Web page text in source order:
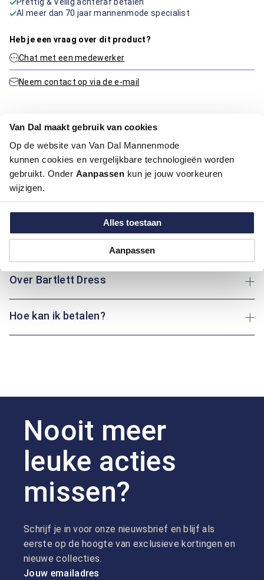
Van Dal maakt gebruik van cookies
Op de website van Van Dal Mannenmode
kunnen cookies en vergelijkbare technologieën worden
gebruikt. Onder Aanpassen kun je jouw voorkeuren
wijzigen.
Alles toestaan
Aanpassen
Al meer dan 70 jaar mannenmode specialist
Heb je een vraag over dit product?
Chat met een medewerker
Neem contact op via de e-mail
Productinformatie
Artikelnummer
1016296-20
Kleur:
Blauw/Navy
Materiaal:
Motief:
Uni motief
Maatinformatie
Over Bartlett Dress
Hoe kan ik betalen?
Nooit meer
leuke acties
missen?
Schrijf je in voor onze nieuwsbrief en blijf als
eerste op de hoogte van exclusieve kortingen en
nieuwe collecties.
Jouw emailadres